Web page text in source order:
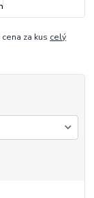
za kus celý